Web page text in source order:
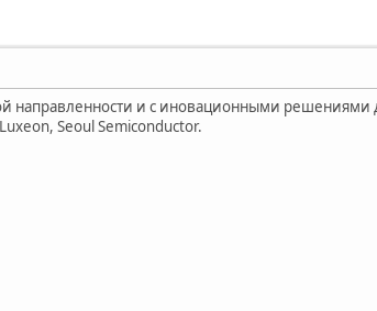
и с иновационными решениями
Seoul Semiconductor.